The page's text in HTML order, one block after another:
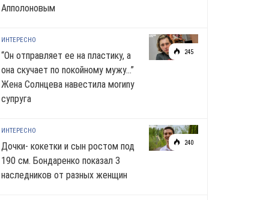
Апполоновым
245
ИНТЕРЕСНО
“Он отправляет ее на пластику, а
она скучает по noкoйномy мужу…”
Жена Солнцева навестила моrиnу
супруга
240
ИНТЕРЕСНО
Дочки- кокетки и сын ростом под
190 см. Бондаренко показал 3
наследников от разных женщин